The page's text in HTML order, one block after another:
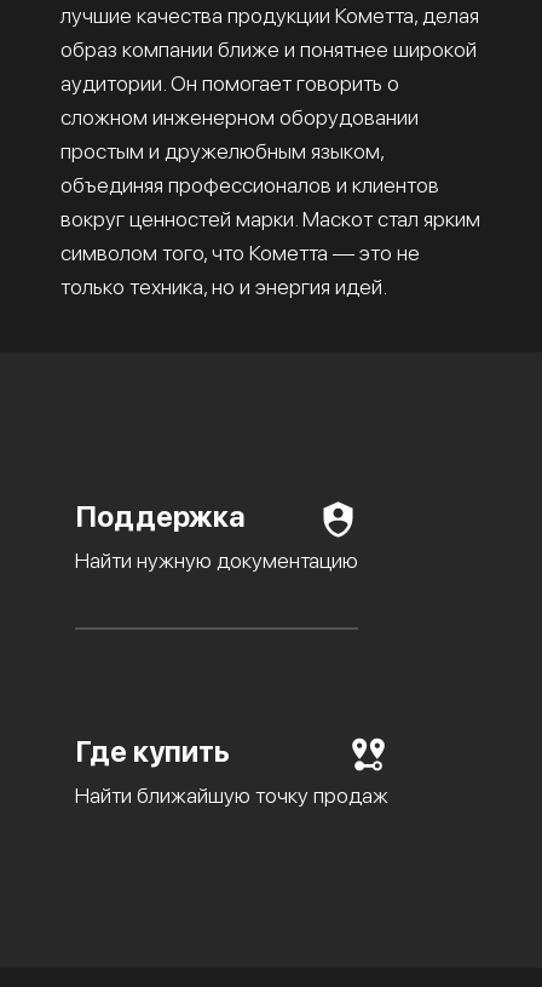
лучшие качества продукции Кометта, делая
образ компании ближе и понятнее широкой
аудитории. Он помогает говорить о
сложном инженерном оборудовании
простым и дружелюбным языком,
объединяя профессионалов и клиентов
вокруг ценностей марки. Маскот стал ярким
символом того, что Кометта — это не
только техника, но и энергия идей.
Поддержка
Найти нужную документацию
Где купить
Найти ближайшую точку продаж